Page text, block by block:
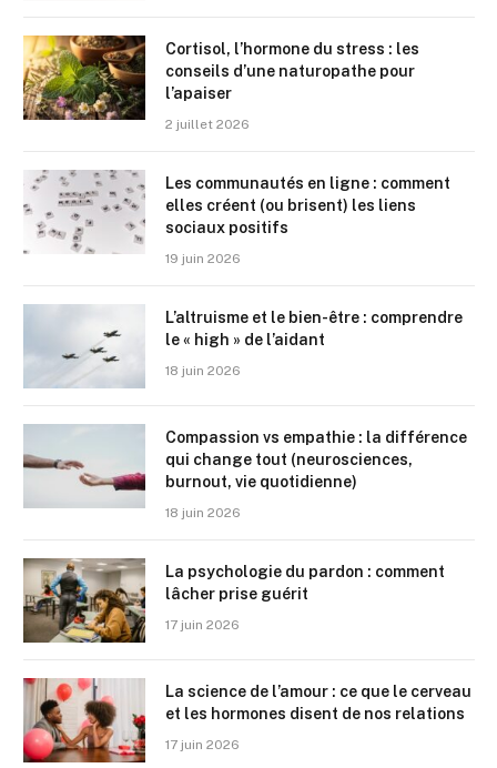
Cortisol, l’hormone du stress : les
conseils d’une naturopathe pour
l’apaiser
2 juillet 2026
Les communautés en ligne : comment
elles créent (ou brisent) les liens
sociaux positifs
19 juin 2026
L’altruisme et le bien-être : comprendre
le « high » de l’aidant
18 juin 2026
Compassion vs empathie : la différence
qui change tout (neurosciences,
burnout, vie quotidienne)
18 juin 2026
La psychologie du pardon : comment
lâcher prise guérit
17 juin 2026
La science de l’amour : ce que le cerveau
et les hormones disent de nos relations
17 juin 2026